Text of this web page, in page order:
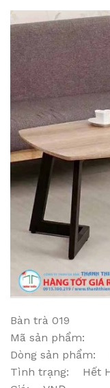
Bàn trà 019
Mã sản phẩm:
Dòng sản phẩm:
Tình trạng: Hết